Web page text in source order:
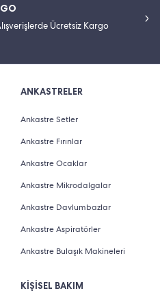
Ücretsiz Kargo
ANKASTRELER
Ankastre Setler
Ankastre Fırınlar
Ankastre Ocaklar
Ankastre Mikrodalgalar
Ankastre Davlumbazlar
Ankastre Aspiratörler
Ankastre Bulaşık Makineleri
KİŞİSEL BAKIM